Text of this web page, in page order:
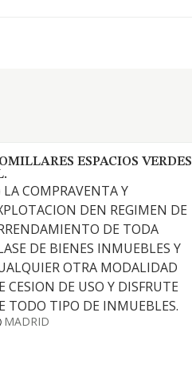
ESPACIOS VERDES
LA COMPRAVENTA Y
DEN REGIMEN DE
DE TODA
DE BIENES INMUEBLES Y
OTRA MODALIDAD
CESION DE USO Y DISFRUTE
TODO TIPO DE INMUEBLES.
MADRID